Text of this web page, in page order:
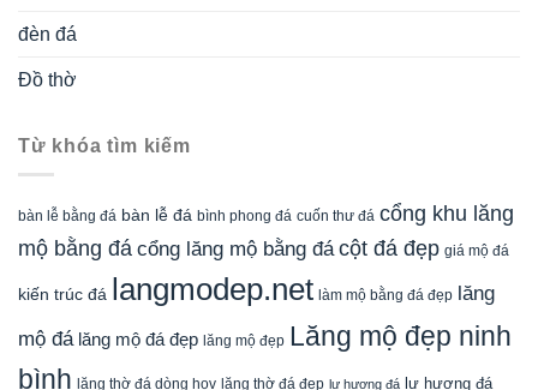
đèn đá
Đồ thờ
Từ khóa tìm kiếm
bàn lễ bằng đá bàn lễ đá bình phong đá cuốn thư đá cổng khu lăng
mộ bằng đá cổng lăng mộ bằng đá cột đá đẹp giá mộ đá
kiến trúc đá langmodep.net làm mộ bằng đá đẹp lăng
mộ đá lăng mộ đá đẹp lăng mộ đẹp Lăng mộ đẹp ninh
bình lăng thờ đá dòng họv lăng thờ đá đẹp lư hương đá lư hương đá